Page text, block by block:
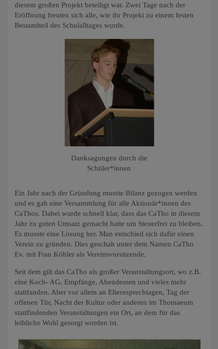
diesem großen Projekt beteiligt war. Zwei Tage nach der
Eröffnung freuten sich alle, wie ihr Projekt zu einem festen
Bestandteil des Schulalltages wurde.
Danksagungen durch die
Schüler*innen
Ein Jahr nach der Gründung musste Bilanz gezogen werden
und es gab eine Versammlung für alle Aktionär*innen des
CaThos. Dabei wurde schnell klar, dass das CaTho in diesem
Jahr zu guten Umsatz gemacht hatte um Steuerfrei zu bleiben.
Es musste eine Lösung her. Man entschied sich dafür einen
Verein zu gründen. Dies geschah unter dem Namen CaTho
Ev. mit Frau Köhler als Vereinsvorsitzende.
Seit dem gilt das CaTho als großer Veranstaltungsort, wo z.B.
eine Koch- AG, Empfänge, Abendessen und vieles mehr
stattfanden. Aber vor allem an Elternsprechtagen, Tag der
offenen Tür, Nacht der Kultur oder anderen im Thomaeum
stattfindenden Veranstaltungen ein Ort, an dem für das
leibliche Wohl gesorgt worden ist.